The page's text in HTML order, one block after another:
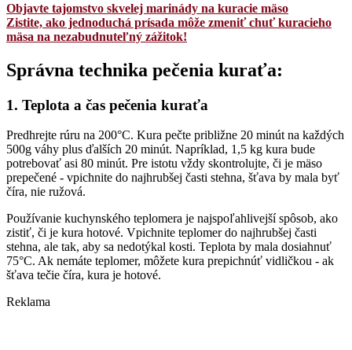
Objavte tajomstvo skvelej marinády na kuracie mäso
Zistite, ako jednoduchá prísada môže zmeniť chuť kuracieho
mäsa na nezabudnuteľný zážitok!
Správna technika pečenia kuraťa:
1. Teplota a čas pečenia kuraťa
Predhrejte rúru na 200°C. Kura pečte približne 20 minút na každých
500g váhy plus ďalších 20 minút. Napríklad, 1,5 kg kura bude
potrebovať asi 80 minút. Pre istotu vždy skontrolujte, či je mäso
prepečené - vpichnite do najhrubšej časti stehna, šťava by mala byť
číra, nie ružová.
Používanie kuchynského teplomera je najspoľahlivejší spôsob, ako
zistiť, či je kura hotové. Vpichnite teplomer do najhrubšej časti
stehna, ale tak, aby sa nedotýkal kosti. Teplota by mala dosiahnuť
75°C. Ak nemáte teplomer, môžete kura prepichnúť vidličkou - ak
šťava tečie číra, kura je hotové.
Reklama